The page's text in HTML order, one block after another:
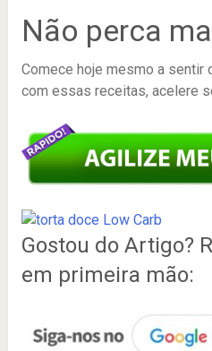
Não perca
Comece hoje mesmo a
com essas receitas, acelere
Gostou do Artigo?
em primeira mão: